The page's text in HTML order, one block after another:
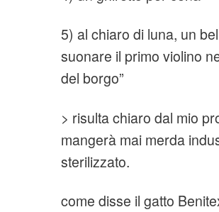
5) al chiaro di luna, un
suonare il primo violino
del borgo”
> risulta chiaro dal mio
mangerà mai merda
sterilizzato.
come disse il gatto